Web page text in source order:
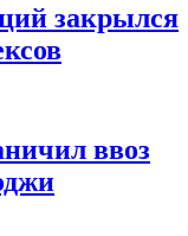
закрылся
ввоз